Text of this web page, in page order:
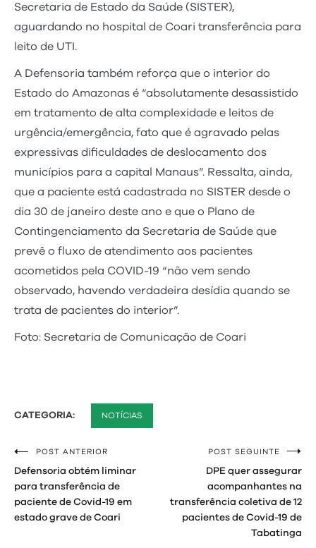
Secretaria de Estado da Saúde (SISTER),
aguardando no hospital de Coari transferência para
leito de UTI.
A Defensoria também reforça que o interior do
Estado do Amazonas é “absolutamente desassistido
em tratamento de alta complexidade e leitos de
urgência/emergência, fato que é agravado pelas
expressivas dificuldades de deslocamento dos
municípios para a capital Manaus”. Ressalta, ainda,
que a paciente está cadastrada no SISTER desde o
dia 30 de janeiro deste ano e que o Plano de
Contingenciamento da Secretaria de Saúde que
prevê o fluxo de atendimento aos pacientes
acometidos pela COVID-19 “não vem sendo
observado, havendo verdadeira desídia quando se
trata de pacientes do interior”.
Foto: Secretaria de Comunicação de Coari
CATEGORIA: NOTÍCIAS
Navegação
de
Post
POST ANTERIOR
Defensoria obtém liminar
para transferência de
paciente de Covid-19 em
estado grave de Coari
POST SEGUINTE
DPE quer assegurar
acompanhantes na
transferência coletiva de 12
pacientes de Covid-19 de
Tabatinga